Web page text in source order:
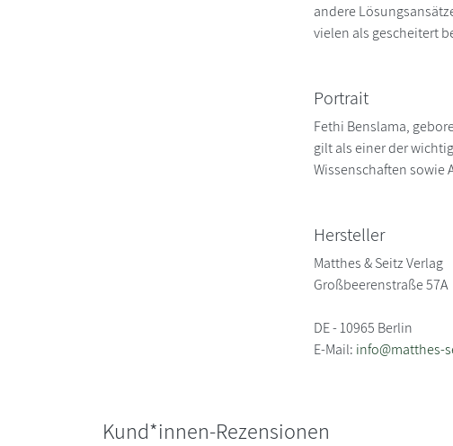
andere
vielen als gescheitert
Portrait
Fethi Benslama,
gilt als einer der
Wissenschaften sowie
Hersteller
Matthes & Seitz Verlag
Großbeerenstraße 57A
DE - 10965 Berlin
E-Mail: info@matthes-
Kund*innen-Rezensionen